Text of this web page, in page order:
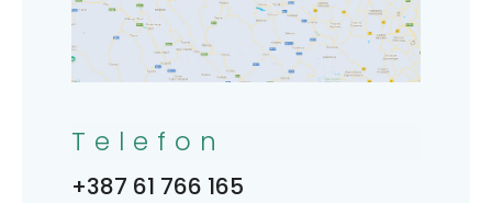
Telefon
+387 61 766 165